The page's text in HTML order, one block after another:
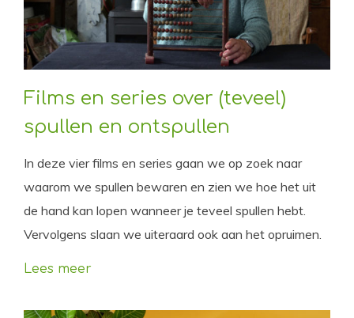
Films en series over (teveel)
spullen en ontspullen
In deze vier films en series gaan we op zoek naar
waarom we spullen bewaren en zien we hoe het uit
de hand kan lopen wanneer je teveel spullen hebt.
Vervolgens slaan we uiteraard ook aan het opruimen.
Lees meer